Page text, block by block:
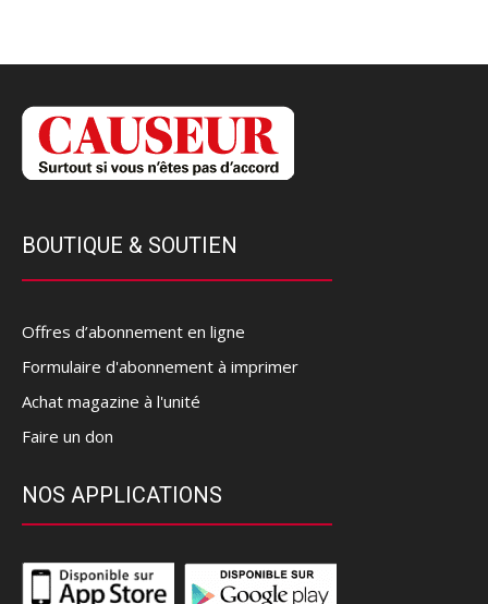
BOUTIQUE & SOUTIEN
Offres d’abonnement en ligne
Formulaire d'abonnement à imprimer
Achat magazine à l'unité
Faire un don
NOS APPLICATIONS